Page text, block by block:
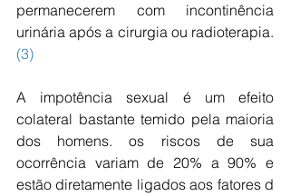
permanecerem com incontinência
urinária após a cirurgia ou radioterapia.
(3)
A impotência sexual é um efeito
colateral bastante temido pela maioria
dos homens. os riscos de sua
ocorrência variam de 20% a 90% e
estão diretamente ligados aos fatores d